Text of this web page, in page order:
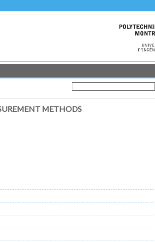
METHODS